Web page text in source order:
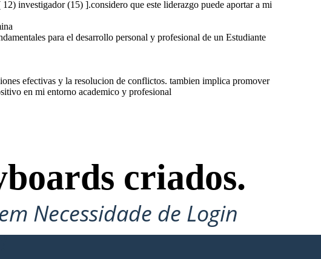
investigador (15) ].considero que este liderazgo puede aportar a mi
para el desarrollo personal y profesional de un Estudiante
efectivas y la resolucion de conflictos. tambien implica promover
en mi entorno academico y profesional
criados.
Necessidade de Login